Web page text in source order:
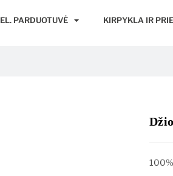
EL. PARDUOTUVĖ KIRPYKLA IR